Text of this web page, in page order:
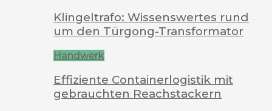
Klingeltrafo: Wissenswertes rund
um den Türgong-Transformator
Handwerk
Effiziente Containerlogistik mit
gebrauchten Reachstackern